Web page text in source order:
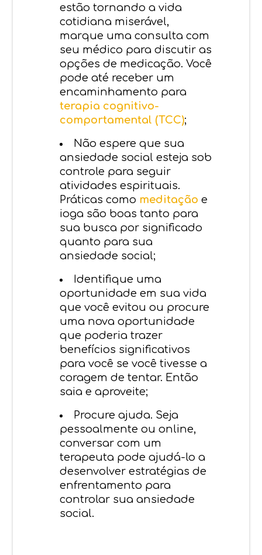
estão tornando a vida
cotidiana miserável,
marque uma consulta com
seu médico para discutir as
opções de medicação. Você
pode até receber um
encaminhamento para
terapia cognitivo-
comportamental (TCC);
Não espere que sua
ansiedade social esteja sob
controle para seguir
atividades espirituais.
Práticas como meditação e
ioga são boas tanto para
sua busca por significado
quanto para sua
ansiedade social;
Identifique uma
oportunidade em sua vida
que você evitou ou procure
uma nova oportunidade
que poderia trazer
benefícios significativos
para você se você tivesse a
coragem de tentar. Então
saia e aproveite;
Procure ajuda. Seja
pessoalmente ou online,
conversar com um
terapeuta pode ajudá-lo a
desenvolver estratégias de
enfrentamento para
controlar sua ansiedade
social.